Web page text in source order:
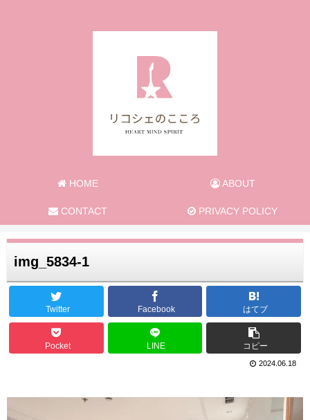
HOME ABOUT
CONTACT PRIVACY POLICY
img_5834-1
Twitter Facebook はてブ
Pocket LINE コピー
2024.06.18